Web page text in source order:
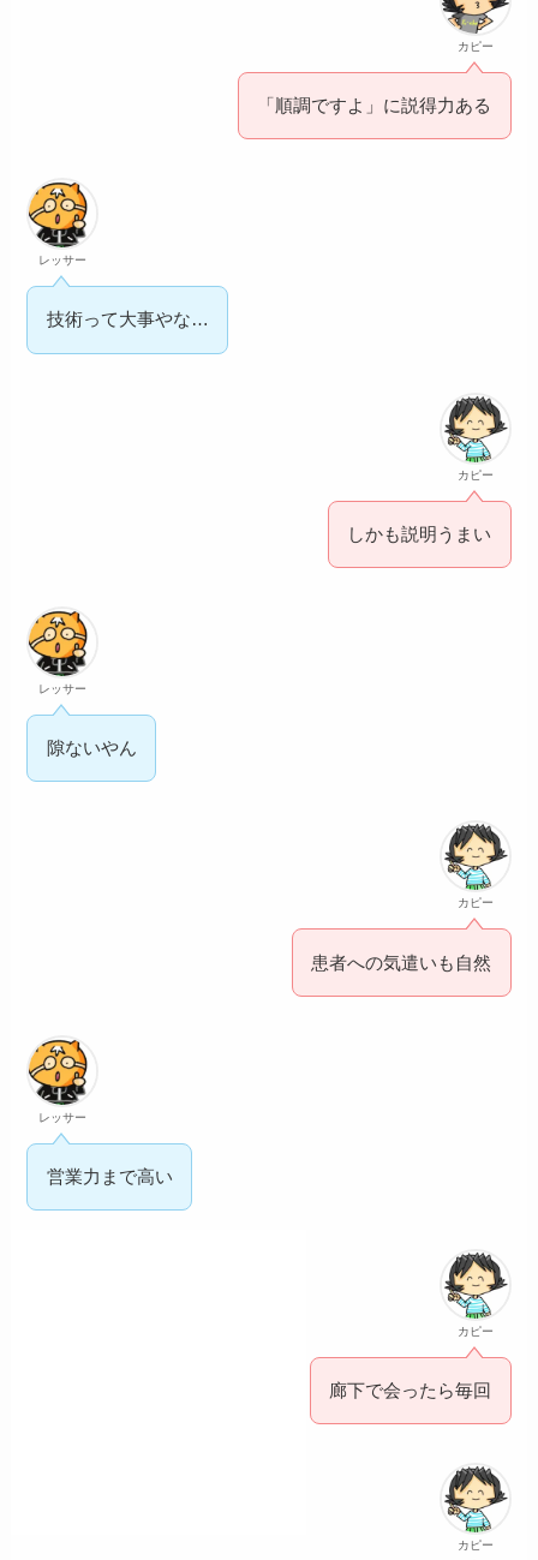
カピー
「順調ですよ」に説得力ある
レッサー
技術って大事やな…
カピー
しかも説明うまい
レッサー
隙ないやん
カピー
患者への気遣いも自然
レッサー
営業力まで高い
カピー
廊下で会ったら毎回
カピー